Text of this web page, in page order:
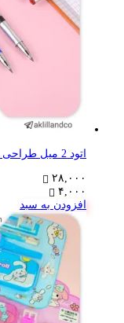
اتود 2 میل طراحی دانشجویی
۲۸,۰۰۰
۴,۰۰۰
افزودن به سبد